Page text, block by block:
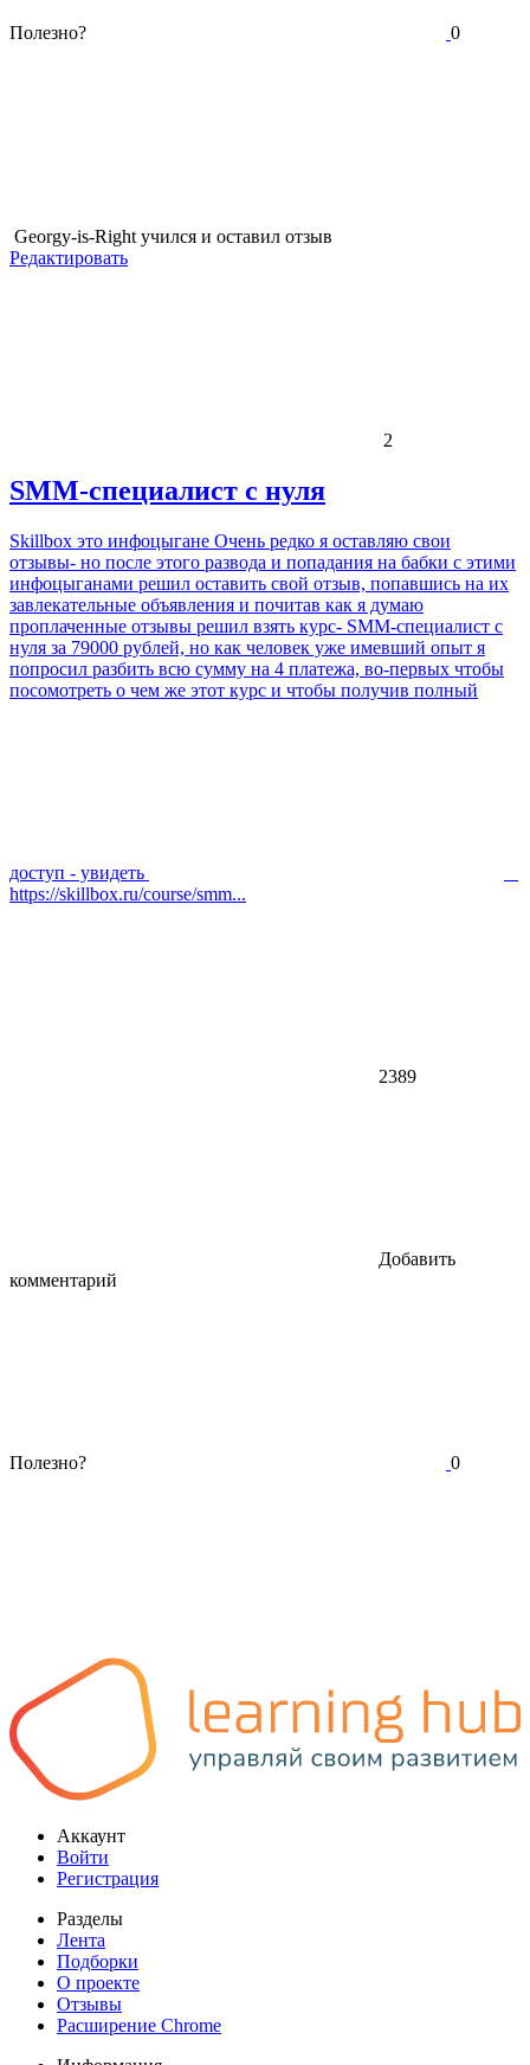
Полезно? 0
Georgy-is-Right учился и оставил отзыв
Редактировать
2
SMM-специалист с нуля
Skillbox это инфоцыгане Очень редко я оставляю свои
отзывы- но после этого развода и попадания на бабки с этими
инфоцыганами решил оставить свой отзыв, попавшись на их
завлекательные объявления и почитав как я думаю
проплаченные отзывы решил взять курс- SMM-специалист с
нуля за 79000 рублей, но как человек уже имевший опыт я
попросил разбить всю сумму на 4 платежа, во-первых чтобы
посомотреть о чем же этот курс и чтобы получив полный
доступ - увидеть
https://skillbox.ru/course/smm...
2389
Добавить
комментарий
Полезно? 0
Аккаунт
Войти
Регистрация
Разделы
Лента
Подборки
О проекте
Отзывы
Расширение Chrome